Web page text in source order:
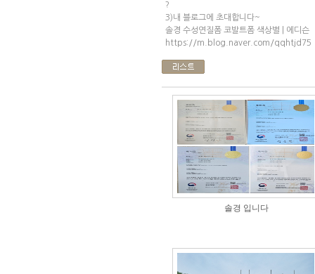
?
3)내 블로그에 초대합니다~
솔경 수성연질폼 코발트폼 색상별 | 에디슨
https://m.blog.naver.com/qqhtjd75
솔경 입니다